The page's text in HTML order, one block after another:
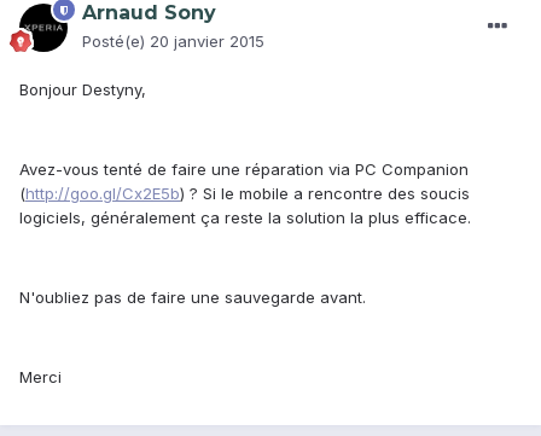
Arnaud Sony
Posté(e) 20 janvier 2015
Bonjour Destyny,
Avez-vous tenté de faire une réparation via PC Companion
(http://goo.gl/Cx2E5b) ? Si le mobile a rencontre des soucis
logiciels, généralement ça reste la solution la plus efficace.
N'oubliez pas de faire une sauvegarde avant.
Merci